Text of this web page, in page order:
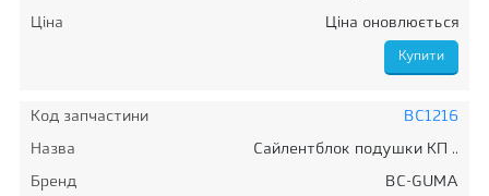
Ціна
Ціна оновлюється
Код запчастини
BC1216
Назва
Сайлентблок подушки КП ..
Бренд
BC-GUMA